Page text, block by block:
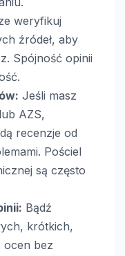
weryfikuj
źródeł, aby
Spójność opinii
Jeśli masz
AZS,
recenzje od
Pościel
są często
Bądź
krótkich,
ocen bez